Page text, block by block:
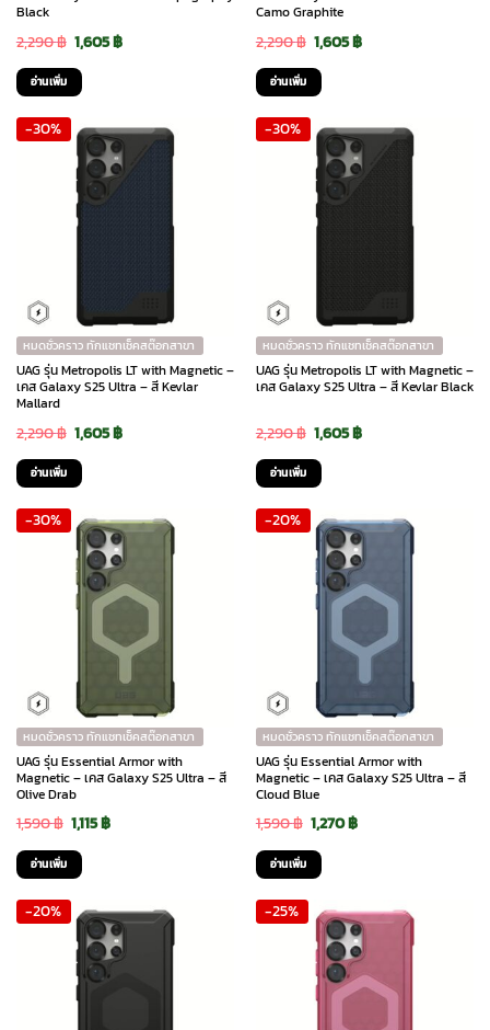
Black
2,290฿ Original
price
was:
2,290 ฿.
1,605฿Current
1,605 ฿.
อ่านเพิ่ม
Camo Graphite
2,290฿ Original
price
was:
2,290 ฿.
1,605฿Current
1,605 ฿.
อ่านเพิ่ม
-30%
หมดชั่วคราว ทักแชทเช็คสต๊อกสาขา
UAG รุ่น Metropolis LT with Magnetic –
เคส Galaxy S25 Ultra – สี Kevlar
Mallard
2,290฿ Original
price
was:
2,290 ฿.
1,605฿Current
1,605 ฿.
อ่านเพิ่ม
-30%
หมดชั่วคราว ทักแชทเช็คสต๊อกสาขา
UAG รุ่น Metropolis LT with Magnetic –
เคส Galaxy S25 Ultra – สี Kevlar Black
2,290฿ Original
price
was:
2,290 ฿.
1,605฿Current
1,605 ฿.
อ่านเพิ่ม
-30%
หมดชั่วคราว ทักแชทเช็คสต๊อกสาขา
UAG รุ่น Essential Armor with
Magnetic – เคส Galaxy S25 Ultra – สี
Olive Drab
1,590฿ Original
price
was:
1,590 ฿.
1,115฿Current
1,115 ฿.
อ่านเพิ่ม
-20%
หมดชั่วคราว ทักแชทเช็คสต๊อกสาขา
UAG รุ่น Essential Armor with
Magnetic – เคส Galaxy S25 Ultra – สี
Cloud Blue
1,590฿ Original
price
was:
1,590 ฿.
1,270฿Current
1,270 ฿.
อ่านเพิ่ม
-20% -25%